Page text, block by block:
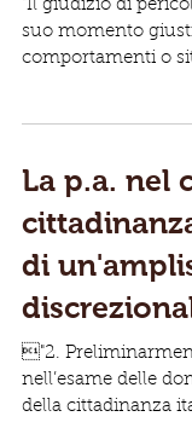
"Il giudizio di
suo momento
comportamenti o
La p.a. nel
di
"2.
nell’esame delle
della cittadinanza